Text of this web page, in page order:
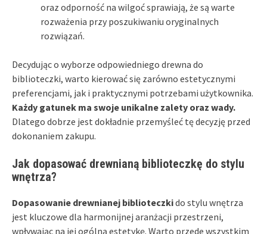
oraz odporność na wilgoć sprawiają, że są warte
rozważenia przy poszukiwaniu oryginalnych
rozwiązań.
Decydując o wyborze odpowiedniego drewna do
biblioteczki, warto kierować się zarówno estetycznymi
preferencjami, jak i praktycznymi potrzebami użytkownika.
Każdy gatunek ma swoje unikalne zalety oraz wady.
Dlatego dobrze jest dokładnie przemyśleć tę decyzję przed
dokonaniem zakupu.
Jak dopasować drewnianą biblioteczkę do stylu
wnętrza?
Dopasowanie drewnianej biblioteczkido stylu wnętrza
jest kluczowe dla harmonijnej aranżacji przestrzeni,
wpływając na jej ogólną estetykę. Warto przede wszystkim